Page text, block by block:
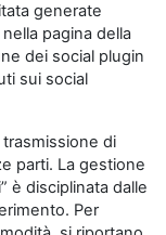
generate
pagina della
dei social plugin
sui social
di
parti. La gestione
è disciplinata dalle
Per